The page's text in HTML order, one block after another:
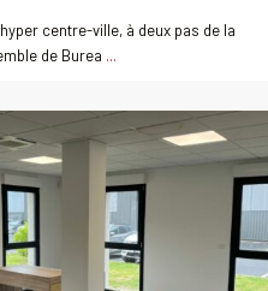
centre-ville, à deux pas de la
de Burea ...
Louer